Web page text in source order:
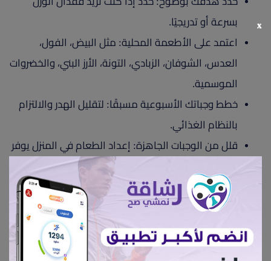
بسرعة أو تدريجيًا.
اعتمد على الأطعمة المحلية: مثل البيض، الفول،
العدس، الشوفان، الزبادي، التونة، الأرز البني، والخضروات
الموسمية.
خطط وجباتك الأسبوعية مسبقًا: لتقليل الهدر والالتزام
بالنظام الغذائي.
قلل من الوجبات الجاهزة: إعداد الطعام في المنزل يوفر
المال ويمنحك سيطرة أكبر على مكونات طعامك.
استثمر بقايا الطعام: استخدم بقايا الأرز أو العدس في
وجبات جديدة.
ركز على الأطعمة المشبعة: مثل البروتينات والخضروات
الغنية بالألياف.
x